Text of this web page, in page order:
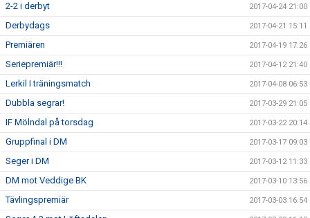
2-2 i derbyt 2017-04-24 21:00
Derbydags 2017-04-21 15:11
Premiären 2017-04-19 17:26
Seriepremiär!!! 2017-04-12 21:40
Lerkil I träningsmatch 2017-04-08 06:53
Dubbla segrar! 2017-03-29 21:05
IF Mölndal på torsdag 2017-03-22 20:14
Gruppfinal i DM 2017-03-17 09:03
Seger i DM 2017-03-12 11:33
DM mot Veddige BK 2017-03-10 13:56
Tävlingspremiär 2017-03-03 16:54